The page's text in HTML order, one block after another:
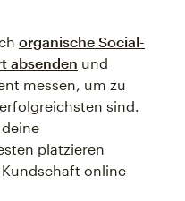
organische Social-
absenden und
messen, um zu
sind.
platzieren
online